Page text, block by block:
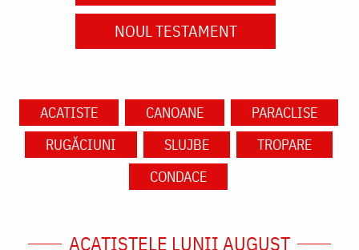
NOUL TESTAMENT
ACATISTE CANOANE
PARACLISE
RUGĂCIUNI
SLUJBE
TROPARE
CONDACE
ACATISTELE LUNII AUGUST